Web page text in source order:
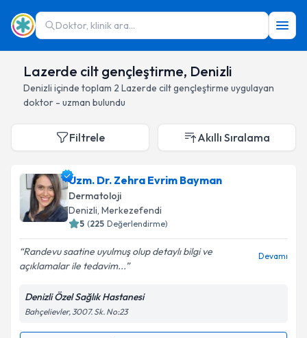
Doktor, klinik ara...
Lazerde cilt gençleştirme, Denizli
Denizli içinde toplam 2 Lazerde cilt gençleştirme uygulayan
doktor - uzman bulundu
Filtrele Akıllı Sıralama
Uzm. Dr. Zehra Evrim Bayman
Dermatoloji
Denizli, Merkezefendi
5 (225 Değerlendirme)
Randevu saatine uyulmuş olup detaylı bilgi ve
açıklamalar ile tedavim...
Devamı
Denizli Özel Sağlık Hastanesi
Bahçelievler, 3007. Sk. No:23